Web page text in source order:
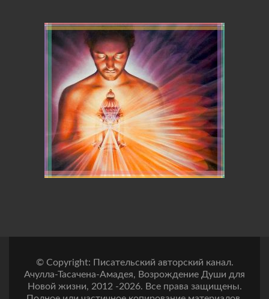
© Copyright: Писательский авторский канал.
Ачулла-Тасачена-Амадея, Возрождение Души для
Новой жизни, 2012 -2026. Все права защищены.